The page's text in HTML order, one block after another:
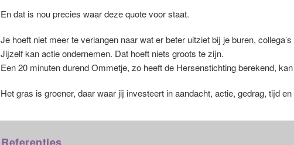
En dat is nou precies waar deze quote voor staat.
Je hoeft niet meer te verlangen naar wat er beter uitziet bij je buren,
Jijzelf kan actie ondernemen. Dat hoeft niets groots te zijn.
Een 20 minuten durend Ommetje, zo heeft de Hersenstichting berekend,
Het gras is groener, daar waar jij investeert in aandacht, actie, gedrag, tijd en
Referenties